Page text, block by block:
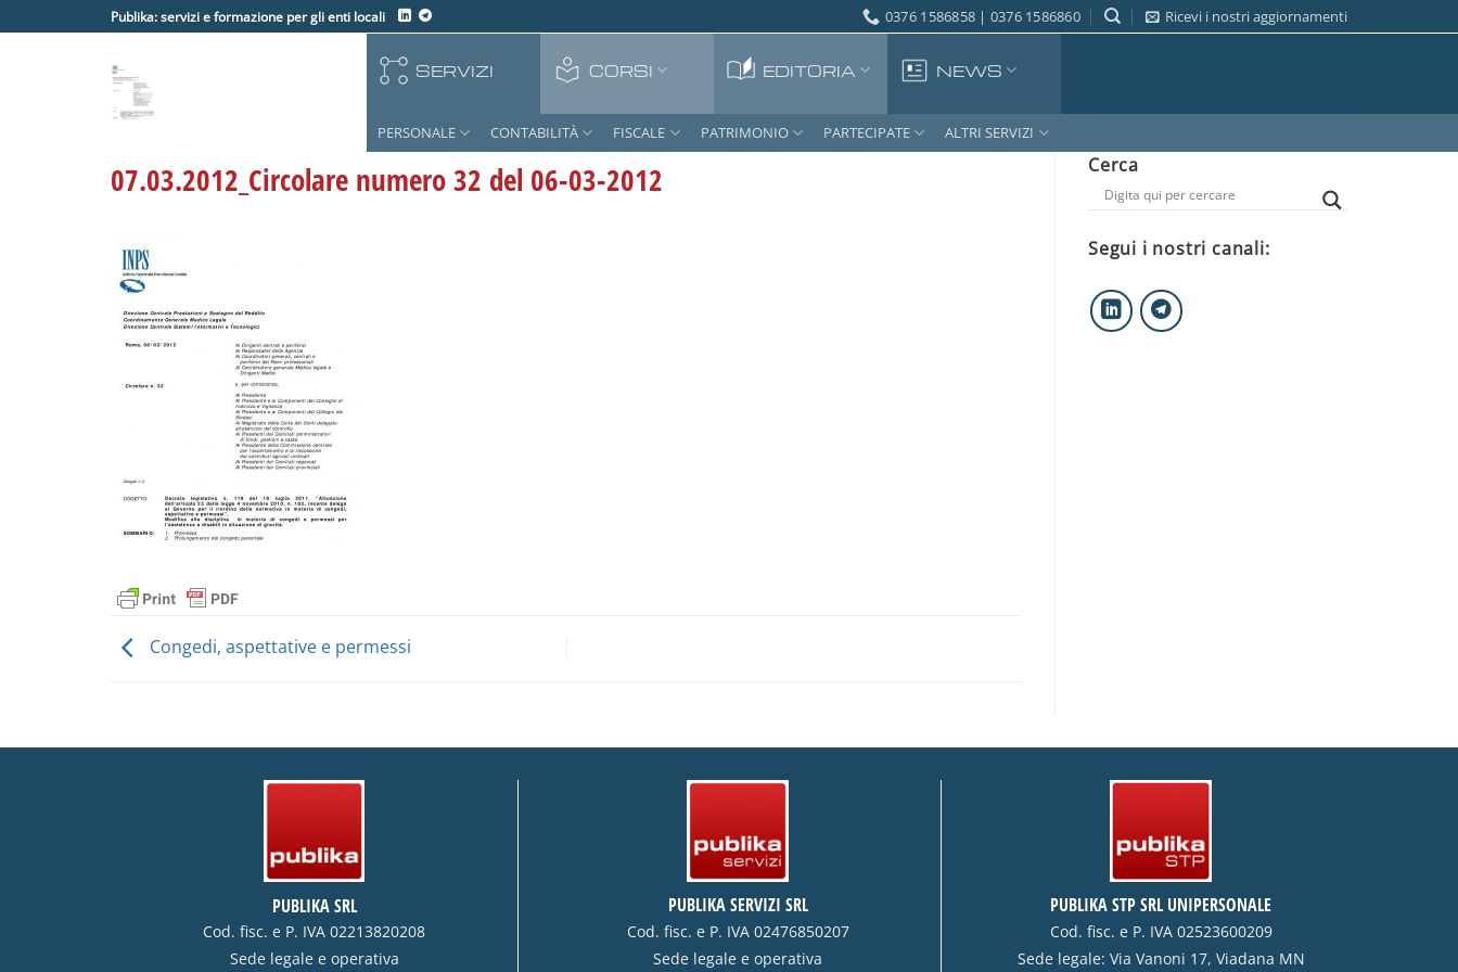
ai
Publika: servizi e formazione per gli enti locali 0376 1586858 | 0376 1586860 Ricevi i nostri aggiornamenti
SERVIZI CORSI EDITORIA NEWS
PERSONALE CONTABILITÀ FISCALE PATRIMONIO PARTECIPATE ALTRI SERVIZI
07.03.2012_Circolare numero 32 del 06-03-2012
Congedi, aspettative e permessi
Cerca
Segui i nostri canali:
PUBLIKA SRL
Cod. fisc. e P. IVA 02213820208
Sede legale e operativa
PUBLIKA SERVIZI SRL
Cod. fisc. e P. IVA 02476850207
Sede legale e operativa
PUBLIKA STP SRL UNIPERSONALE
Cod. fisc. e P. IVA 02523600209
Sede legale: Via Vanoni 17, Viadana MN